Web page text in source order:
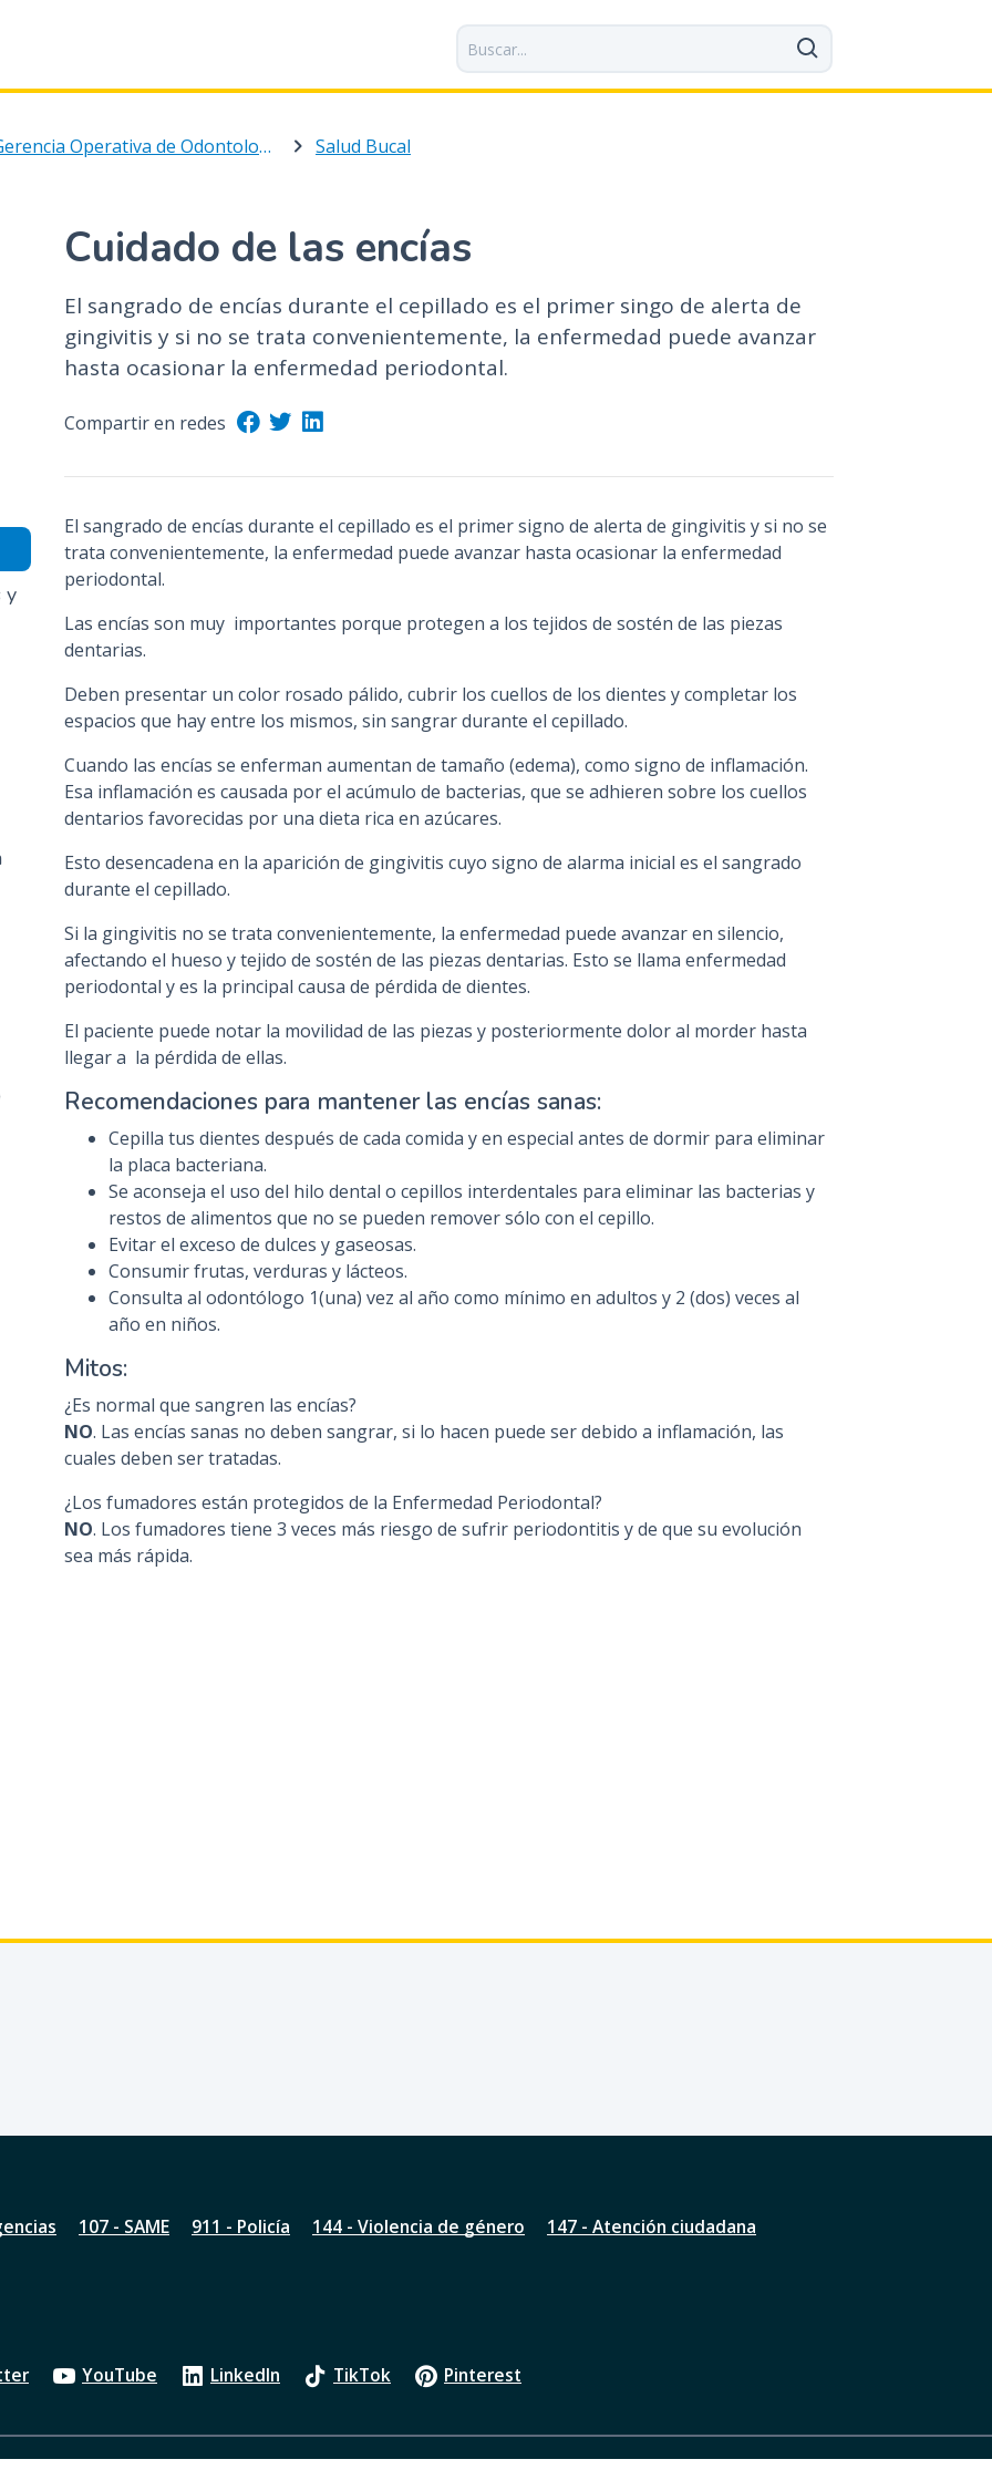
a
a
o
n
e
n
o
p
n
c
a
Gerencia Operativa de Odontología Salud Bucal
y
Cuidado de las encías
El sangrado de encías durante el cepillado es el primer singo de alerta de
gingivitis y si no se trata convenientemente, la enfermedad puede avanzar
hasta ocasionar la enfermedad periodontal.
Compartir en redes
El sangrado de encías durante el cepillado es el primer signo de alerta de gingivitis y si no se
trata convenientemente, la enfermedad puede avanzar hasta ocasionar la enfermedad
periodontal.
Las encías son muy importantes porque protegen a los tejidos de sostén de las piezas
dentarias.
Deben presentar un color rosado pálido, cubrir los cuellos de los dientes y completar los
espacios que hay entre los mismos, sin sangrar durante el cepillado.
Cuando las encías se enferman aumentan de tamaño (edema), como signo de inflamación.
Esa inflamación es causada por el acúmulo de bacterias, que se adhieren sobre los cuellos
dentarios favorecidas por una dieta rica en azúcares.
Esto desencadena en la aparición de gingivitis cuyo signo de alarma inicial es el sangrado
durante el cepillado.
Si la gingivitis no se trata convenientemente, la enfermedad puede avanzar en silencio,
afectando el hueso y tejido de sostén de las piezas dentarias. Esto se llama enfermedad
periodontal y es la principal causa de pérdida de dientes.
El paciente puede notar la movilidad de las piezas y posteriormente dolor al morder hasta
llegar a la pérdida de ellas.
Recomendaciones para mantener las encías sanas:
Cepilla tus dientes después de cada comida y en especial antes de dormir para eliminar
la placa bacteriana.
Se aconseja el uso del hilo dental o cepillos interdentales para eliminar las bacterias y
restos de alimentos que no se pueden remover sólo con el cepillo.
Evitar el exceso de dulces y gaseosas.
Consumir frutas, verduras y lácteos.
Consulta al odontólogo 1(una) vez al año como mínimo en adultos y 2 (dos) veces al
año en niños.
Mitos:
¿Es normal que sangren las encías?
NO. Las encías sanas no deben sangrar, si lo hacen puede ser debido a inflamación, las
cuales deben ser tratadas.
¿Los fumadores están protegidos de la Enfermedad Periodontal?
NO. Los fumadores tiene 3 veces más riesgo de sufrir periodontitis y de que su evolución
sea más rápida.
107 - SAME 911 - Policía 144 - Violencia de género
147 - Atención ciudadana
YouTube LinkedIn TikTok Pinterest